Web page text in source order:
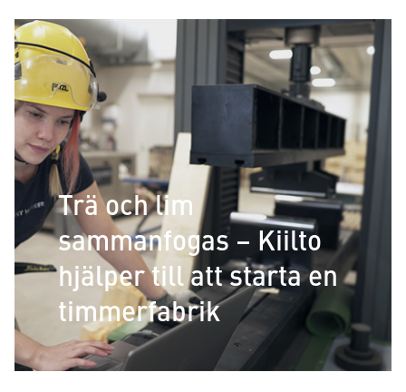
Trä och lim
sammanfogas – Kiilto
hjälper till att starta en
timmerfabrik